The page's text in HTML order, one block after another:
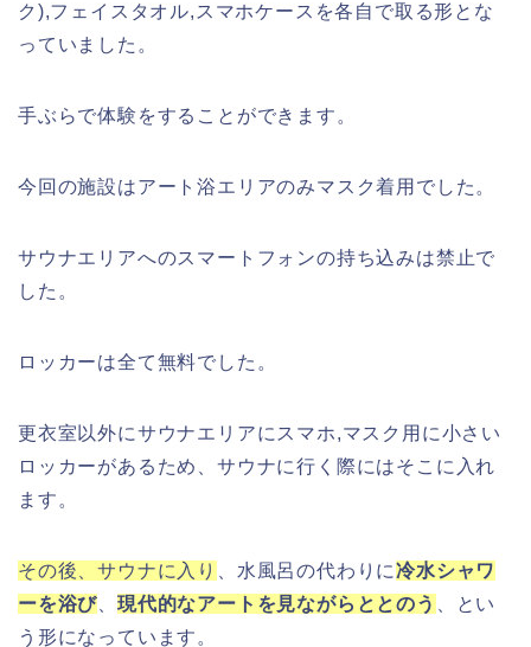
ク),フェイスタオル,スマホケースを各自で取る形とな
っていました。
手ぶらで体験をすることができます。
今回の施設はアート浴エリアのみマスク着用でした。
サウナエリアへのスマートフォンの持ち込みは禁止で
した。
ロッカーは全て無料でした。
更衣室以外にサウナエリアにスマホ,マスク用に小さい
ロッカーがあるため、サウナに行く際にはそこに入れ
ます。
その後、サウナに入り 、水風呂の代わりに冷水シャワ
ーを浴び、現代的なアートを見ながらととのう 、とい
う形になっています。